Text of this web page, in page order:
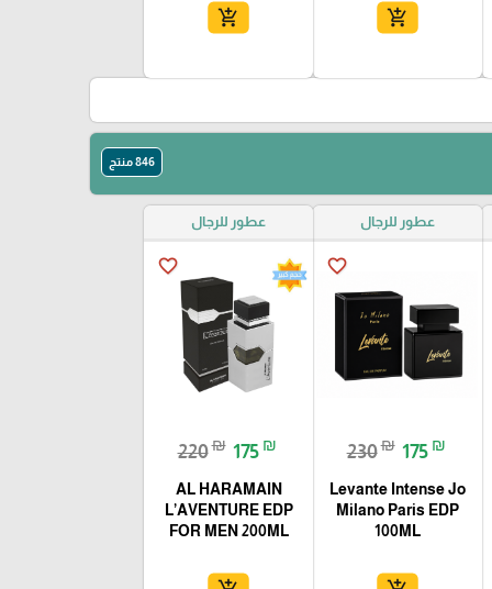
add_shopping_cart
add_shopping_cart
846 منتج
عطور للرجال
favorite_border
230₪ 175 ₪
Levante Intense Jo
Milano Paris EDP
100ML
عطور للرجال
favorite_border
220₪ 175 ₪
AL HARAMAIN
L’AVENTURE EDP
FOR MEN 200ML